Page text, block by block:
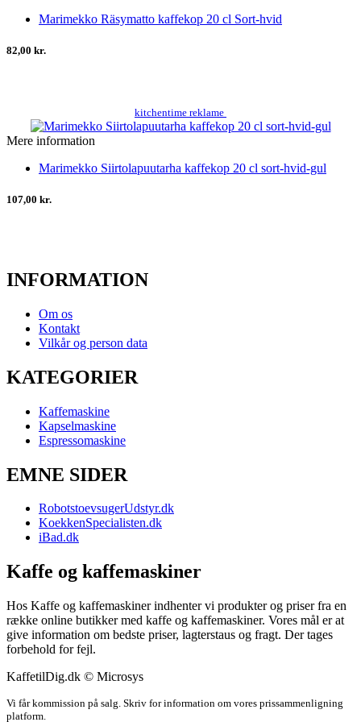
Marimekko Räsymatto kaffekop 20 cl Sort-hvid
82,00 kr.
kitchentime reklame
Mere information
Marimekko Siirtolapuutarha kaffekop 20 cl sort-hvid-gul
107,00 kr.
INFORMATION
Om os
Kontakt
Vilkår og person data
KATEGORIER
Kaffemaskine
Kapselmaskine
Espressomaskine
EMNE SIDER
RobotstoevsugerUdstyr.dk
KoekkenSpecialisten.dk
iBad.dk
Kaffe og kaffemaskiner
Hos Kaffe og kaffemaskiner indhenter vi produkter og priser fra en
række online butikker med kaffe og kaffemaskiner. Vores mål er at
give information om bedste priser, lagterstaus og fragt. Der tages
forbehold for fejl.
KaffetilDig.dk © Microsys
Vi får kommission på salg. Skriv for information om vores prissammenligning
platform.